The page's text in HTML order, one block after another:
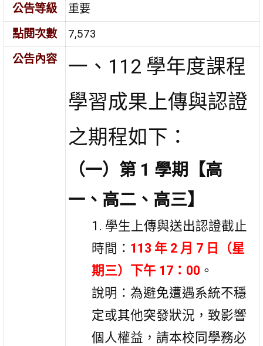
公告等級
重要
點閱次數
7,573
公告內容
一、112 學年度課程
學習成果上傳與認證
之期程如下：
（一）第 1 學期【高
一、高二、高三】
1. 學生上傳與送出認證截止
時間： 113 年 2 月 7 日（星
期三）下午 17：00 。
說明：為避免遭遇系統不穩
定或其他突發狀況，致影響
個人權益，請本校同學務必